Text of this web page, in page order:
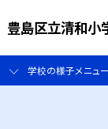
豊島区立清和小
学校の様子メニュー